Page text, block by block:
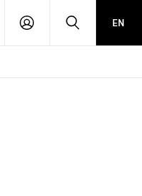
PŘIHLÁSIT HLEDATEN